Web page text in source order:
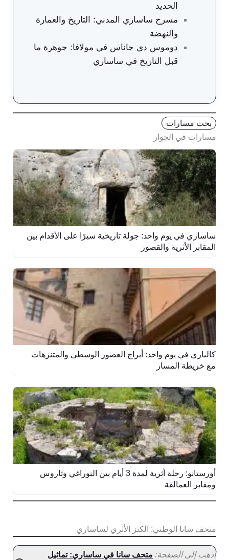
الحديد
مسرح ساساري المدني: التاريخ والعمارة
والنهضة
دوموس دي جاناس في مولافا: جوهرة ما
قبل التاريخ في ساساري
مسارات في الجوار
بحث مسارات
ساساري في يوم واحد: جولة تاريخية سيرًا على الأقدام بين
المقابر الأثرية والقصور
كالياري في يوم واحد: أبراج العصور الوسطى والمتنزهات
مع خريطة المسار
أورستانو: رحلة أثرية لمدة 3 أيام بين النوراغي وثاروس
ومقابر العمالقة
متحف سانا الوطني: الكنز الأثري لساساري
اذهب إلى الصفحة: متحف سانا في ساساري: تماثيل